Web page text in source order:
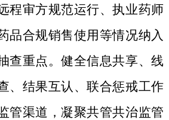
程审方规范运行、执业药师
品合规销售使用等情况纳入
查重点。健全信息共享、线
、结果互认、联合惩戒工作
管渠道，凝聚共管共治监管